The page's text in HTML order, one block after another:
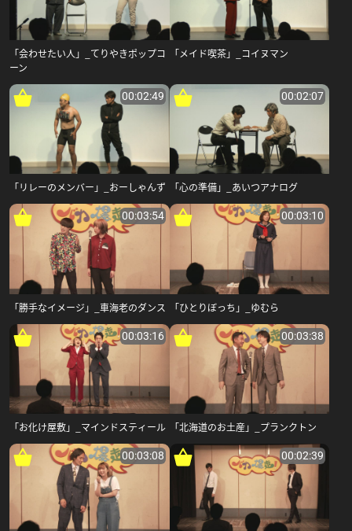
「会わせたい人」_てりやきポップコ
ーン
「メイド喫茶」_コイヌマン
00:02:49
「リレーのメンバー」_おーしゃんず
00:02:07
「心の準備」_あいつアナログ
00:03:54
「勝手なイメージ」_車海老のダンス
00:03:10
「ひとりぼっち」_ゆむら
00:03:16
「お化け屋敷」_マインドスティール
00:03:38
「北海道のお土産」_プランクトン
00:03:08 00:02:39